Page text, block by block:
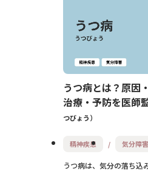
うつ病とは？原因
治療・予防を医師
つびょう
精神疾患 気分障害
うつ病は、気分の落ち込